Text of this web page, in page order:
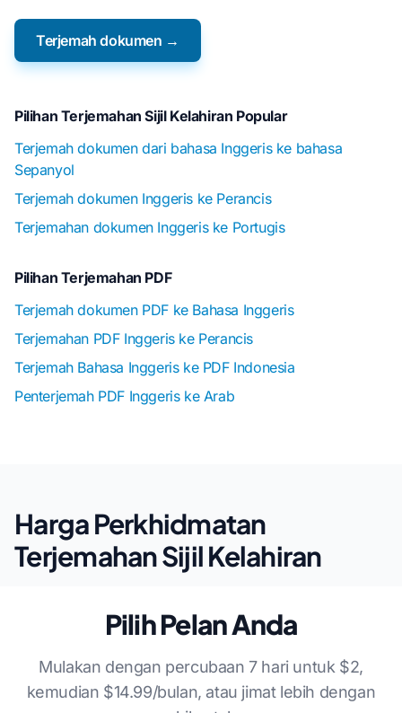
Terjemah dokumen →
Pilihan Terjemahan Sijil Kelahiran Popular
Terjemah dokumen dari bahasa Inggeris ke bahasa
Sepanyol
Terjemah dokumen Inggeris ke Perancis
Terjemahan dokumen Inggeris ke Portugis
Pilihan Terjemahan PDF
Terjemah dokumen PDF ke Bahasa Inggeris
Terjemahan PDF Inggeris ke Perancis
Terjemah Bahasa Inggeris ke PDF Indonesia
Penterjemah PDF Inggeris ke Arab
Harga Perkhidmatan
Terjemahan Sijil Kelahiran
Pilih Pelan Anda
Mulakan dengan percubaan 7 hari untuk $2,
kemudian $14.99/bulan, atau jimat lebih dengan